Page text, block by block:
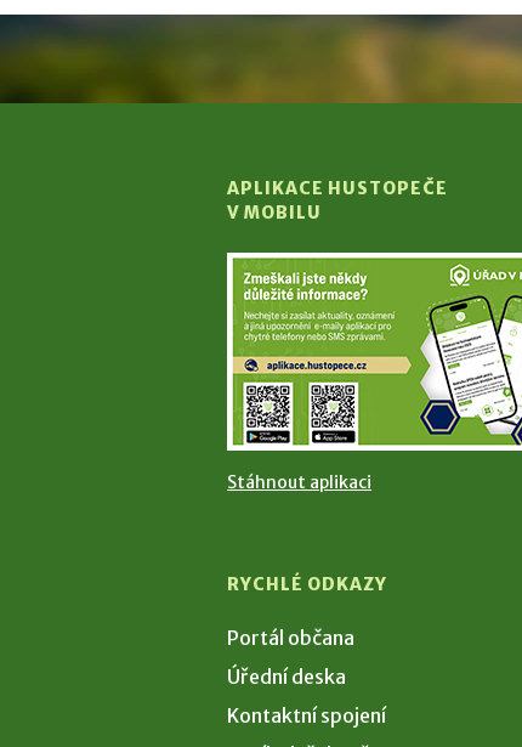
APLIKACE HUSTOPEČE
V MOBILU
Stáhnout aplikaci
RYCHLÉ ODKAZY
Portál občana
Úřední deska
Kontaktní spojení